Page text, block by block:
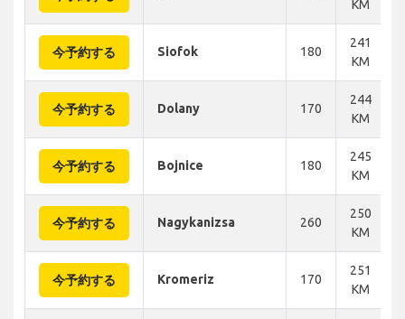
KM
今予約する Siofok 180
241
KM
今予約する Dolany 170
244
KM
今予約する Bojnice 180
245
KM
今予約する Nagykanizsa 260
250
KM
今予約する Kromeriz 170
251
KM